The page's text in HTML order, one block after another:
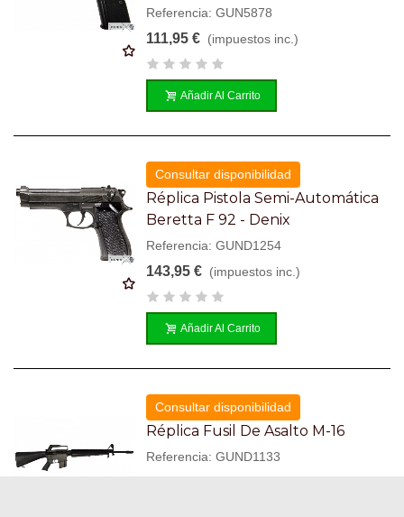
Referencia: GUN5878
111,95 € (impuestos inc.)
Añadir Al Carrito
Consultar disponibilidad
Réplica Pistola Semi-Automática
Beretta F 92 - Denix
Referencia: GUND1254
143,95 € (impuestos inc.)
Añadir Al Carrito
Consultar disponibilidad
Réplica Fusil De Asalto M-16
Referencia: GUND1133